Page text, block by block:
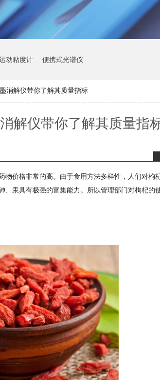
动粘度计 便携式光谱仪
消解仪带你了解其质量指标
解仪带你了解其质量指
价格非常的高。由于食用方法多样性，人们对枸
汞具有极强的富集能力。所以管理部门对枸杞的